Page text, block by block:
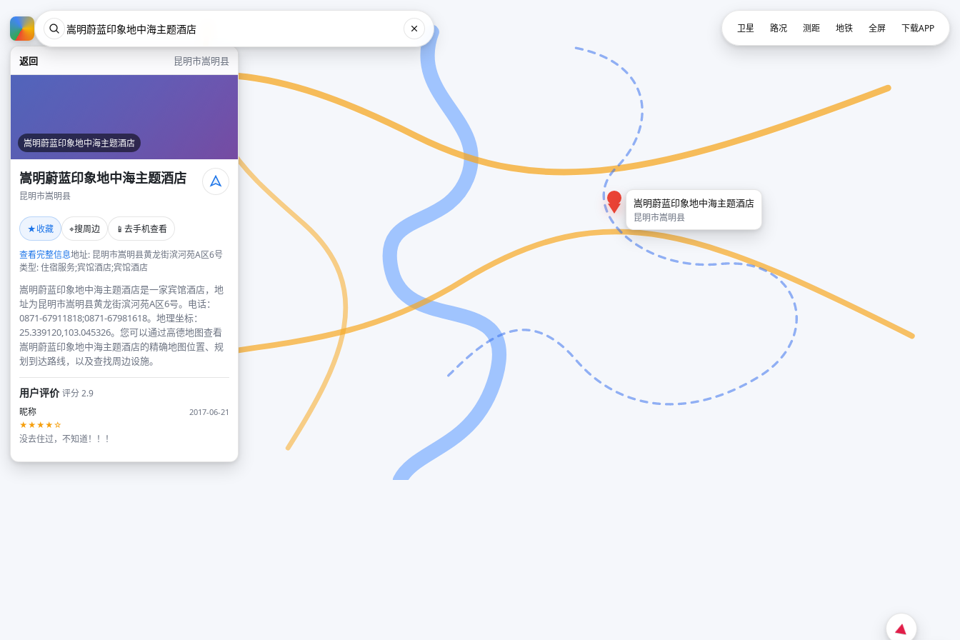
返回 昆明市嵩明县
嵩明蔚蓝印象地中海主题酒店
嵩明蔚蓝印象地中海主题酒店
昆明市嵩明县
★收藏 ⌖搜周边 📱 去手机查看
查看完整信息地址: 昆明市嵩明县黄龙街滨河苑A区6号
类型: 住宿服务;宾馆酒店;宾馆酒店
嵩明蔚蓝印象地中海主题酒店是一家宾馆酒店，地
址为昆明市嵩明县黄龙街滨河苑A区6号。电话：
0871-67911818;0871-67981618。地理坐标：
25.339120,103.045326。您可以通过高德地图查看
嵩明蔚蓝印象地中海主题酒店的精确地图位置、规
划到达路线，以及查找周边设施。
用户评价评分 2.9
昵称
2017-06-21
★★★★☆
没去住过，不知道！！！
嵩明蔚蓝印象地中海主题酒店
昆明市嵩明县
卫星 路况 测距 地铁 全屏 下载APP